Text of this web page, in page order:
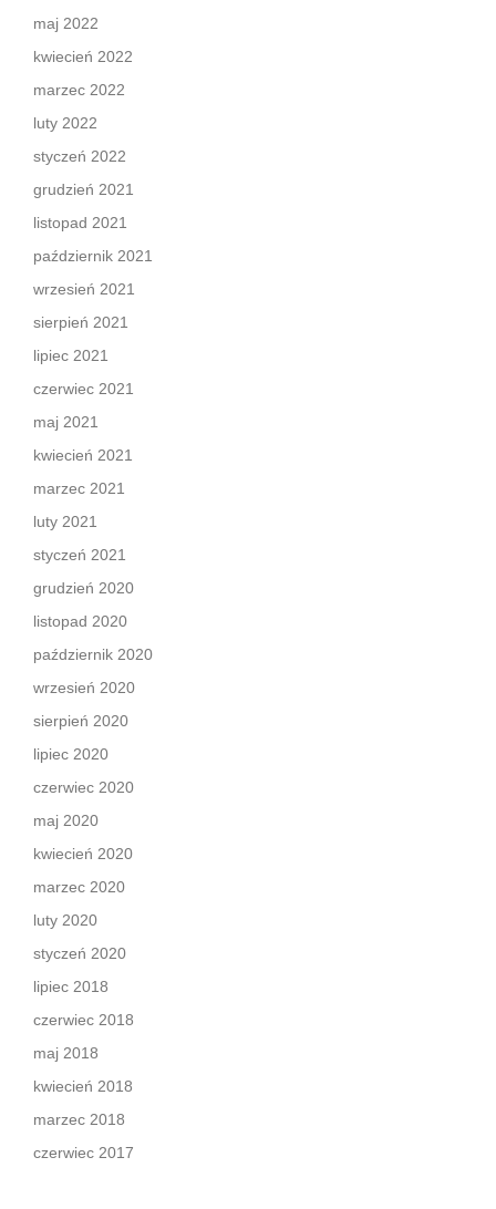
maj 2022
kwiecień 2022
marzec 2022
luty 2022
styczeń 2022
grudzień 2021
listopad 2021
październik 2021
wrzesień 2021
sierpień 2021
lipiec 2021
czerwiec 2021
maj 2021
kwiecień 2021
marzec 2021
luty 2021
styczeń 2021
grudzień 2020
listopad 2020
październik 2020
wrzesień 2020
sierpień 2020
lipiec 2020
czerwiec 2020
maj 2020
kwiecień 2020
marzec 2020
luty 2020
styczeń 2020
lipiec 2018
czerwiec 2018
maj 2018
kwiecień 2018
marzec 2018
czerwiec 2017